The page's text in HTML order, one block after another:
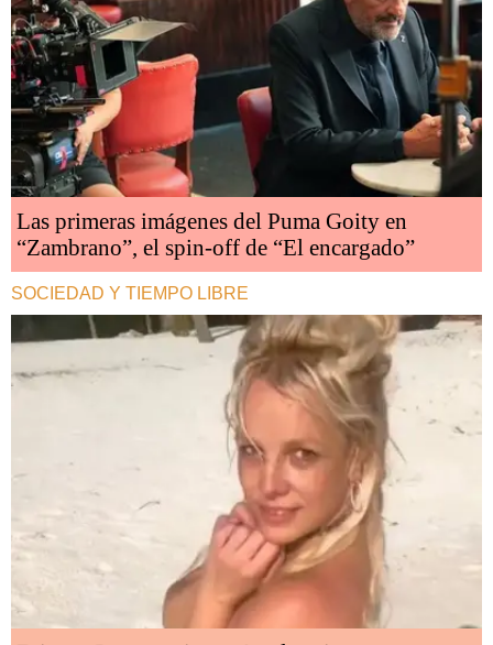
Las primeras imágenes del Puma Goity en
“Zambrano”, el spin-off de “El encargado”
SOCIEDAD Y TIEMPO LIBRE